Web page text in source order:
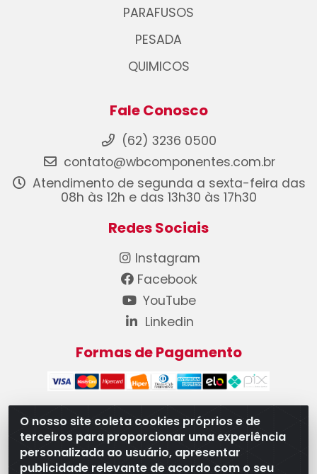
O nosso site coleta cookies próprios e de
terceiros para proporcionar uma experiência
personalizada ao usuário, apresentar
publicidade relevante de acordo com o seu
PARAFUSOS
PESADA
QUIMICOS
Fale Conosco
(62) 3236 0500
contato@wbcomponentes.com.br
Atendimento de segunda a sexta-feira das
08h às 12h e das 13h30 às 17h30
Redes Sociais
Instagram
Facebook
YouTube
Linkedin
Formas de Pagamento
WB Componentes Automotivos LTDA - CNPJ
08.528.393/0001-12 - Rua do Níquel, 667 - Parque
Oeste Industrial, Goiânia/GO - CEP 74375-660